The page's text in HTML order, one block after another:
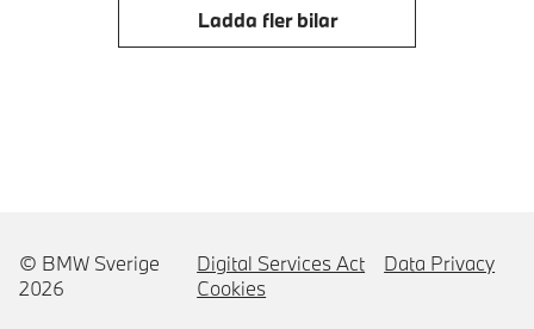
Ladda fler bilar
© BMW Sverige
2026
Digital Services Act
Data Privacy
Cookies